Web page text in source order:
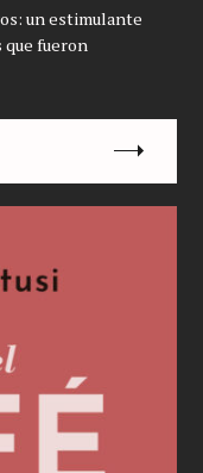
un estimulante
fueron